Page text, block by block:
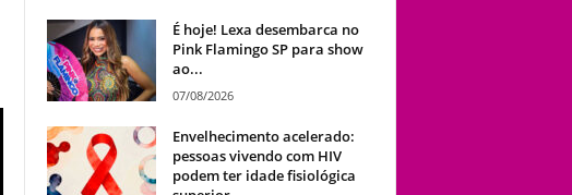
É hoje! Lexa desembarca no
Pink Flamingo SP para show
ao...
07/08/2026
Envelhecimento acelerado:
pessoas vivendo com HIV
podem ter idade fisiológica